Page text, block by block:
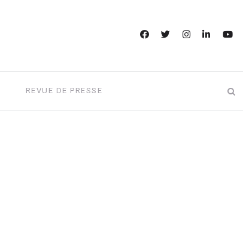
REVUE DE PRESSE